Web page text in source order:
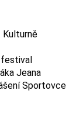
Kulturně
festival
Jeana
Sportovce